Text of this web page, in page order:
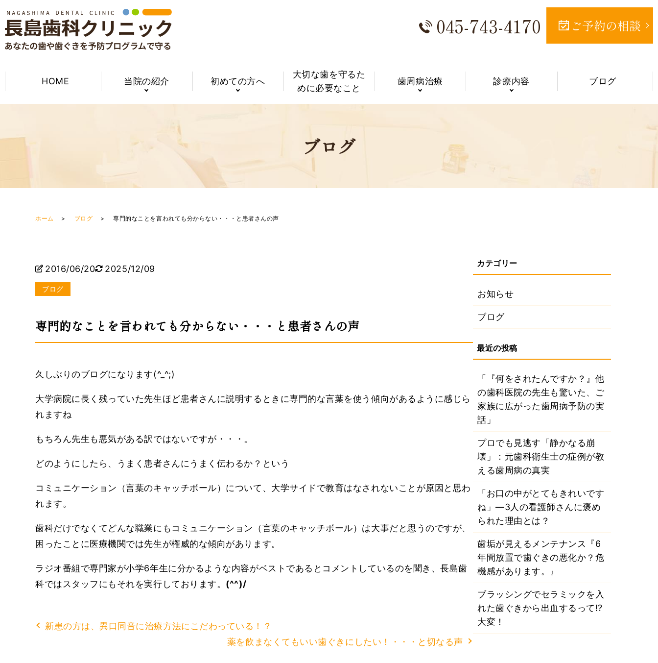
045-743-4170 ご予約の相談
HOME 当院の紹介 初めての方へ
大切な歯を守るた
めに必要なこと
歯周病治療 診療内容 ブログ
ブログ
ホーム ブログ 専門的なことを言われても分からない・・・と患者さんの声
2016/06/20 2025/12/09
ブログ
専門的なことを言われても分からない・・・と患者さんの声
久しぶりのブログになります(^_^;)
大学病院に長く残っていた先生ほど患者さんに説明するときに専門的な言葉を使う傾向があるように感じら
れますね
もちろん先生も悪気がある訳ではないですが・・・。
どのようにしたら、うまく患者さんにうまく伝わるか？という
コミュニケーション（言葉のキャッチボール）について、大学サイドで教育はなされないことが原因と思わ
れます。
歯科だけでなくてどんな職業にもコミュニケーション（言葉のキャッチボール）は大事だと思うのですが、
困ったことに医療機関では先生が権威的な傾向があります。
ラジオ番組で専門家が小学6年生に分かるような内容がベストであるとコメントしているのを聞き、長島歯
科ではスタッフにもそれを実行しております。 (^^)/
新患の方は、異口同音に治療方法にこだわっている！？
薬を飲まなくてもいい歯ぐきにしたい！・・・と切なる声
お知らせ
ブログ
「『何をされたんですか？』他
の歯科医院の先生も驚いた、ご
家族に広がった歯周病予防の実
話」
プロでも見逃す「静かなる崩
壊」：元歯科衛生士の症例が教
える歯周病の真実
「お口の中がとてもきれいです
ね」―3人の看護師さんに褒め
られた理由とは？
歯垢が見えるメンテナンス『6
年間放置で歯ぐきの悪化か？危
機感があります。』
ブラッシングでセラミックを入
れた歯ぐきから出血するって⁉
大変！